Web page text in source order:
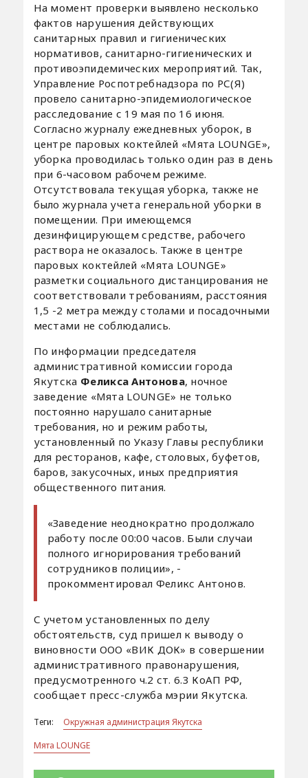
На момент проверки выявлено несколько
фактов нарушения действующих
санитарных правил и гигиенических
нормативов, санитарно-гигиенических и
противоэпидемических мероприятий. Так,
Управление Роспотребнадзора по РС(Я)
провело санитарно-эпидемиологическое
расследование с 19 мая по 16 июня.
Согласно журналу ежедневных уборок, в
центре паровых коктейлей «Мята LOUNGE»,
уборка проводилась только один раз в день
при 6-часовом рабочем режиме.
Отсутствовала текущая уборка, также не
было журнала учета генеральной уборки в
помещении. При имеющемся
дезинфицирующем средстве, рабочего
раствора не оказалось. Также в центре
паровых коктейлей «Мята LOUNGE»
разметки социального дистанцирования не
соответствовали требованиям, расстояния
1,5 -2 метра между столами и посадочными
местами не соблюдались.
По информации председателя
административной комиссии города
Якутска Феликса Антонова, ночное
заведение «Мята LOUNGE» не только
постоянно нарушало санитарные
требования, но и режим работы,
установленный по Указу Главы республики
для ресторанов, кафе, столовых, буфетов,
баров, закусочных, иных предприятия
общественного питания.
«Заведение неоднократно продолжало
работу после 00:00 часов. Были случаи
полного игнорирования требований
сотрудников полиции», -
прокомментировал Феликс Антонов.
С учетом установленных по делу
обстоятельств, суд пришел к выводу о
виновности ООО «ВИК ДОК» в совершении
административного правонарушения,
предусмотренного ч.2 ст. 6.3 КоАП РФ,
сообщает пресс-служба мэрии Якутска.
Теги:
Окружная администрация Якутска
Мята LOUNGE